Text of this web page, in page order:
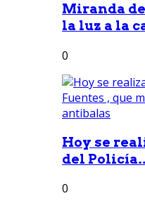
Miranda
la luz a la
0
Hoy se
del
0